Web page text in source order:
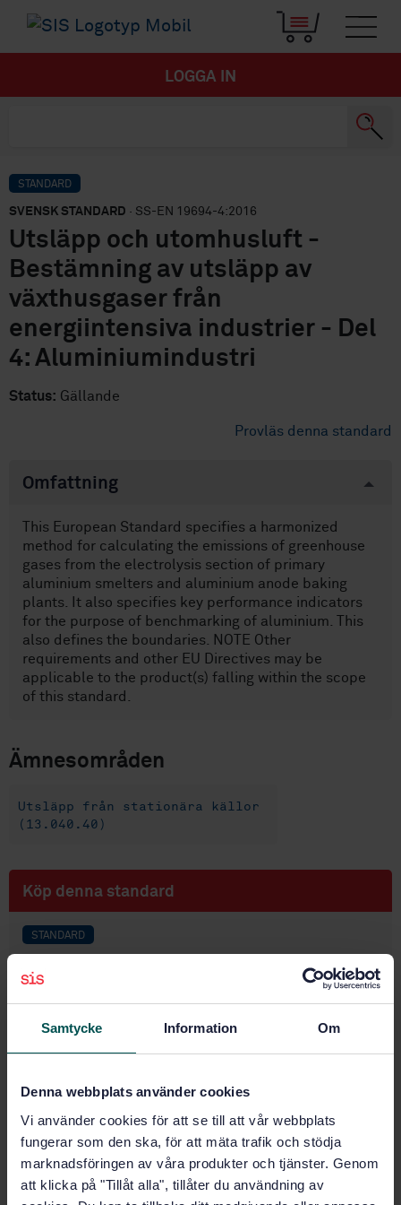
Samtycke Information Om
Denna webbplats använder cookies
Vi använder cookies för att se till att vår webbplats
fungerar som den ska, för att mäta trafik och stödja
marknadsföringen av våra produkter och tjänster. Genom
att klicka på "Tillåt alla", tillåter du användning av
LOGGA IN
STANDARD
SVENSK STANDARD · SS-EN 19694-4:2016
Utsläpp och utomhusluft -
Bestämning av utsläpp av
växthusgaser från
energiintensiva industrier - Del
4: Aluminiumindustri
Status: Gällande
Provläs denna standard
Omfattning
This European Standard specifies a harmonized
method for calculating the emissions of greenhouse
gases from the electrolysis section of primary
aluminium smelters and aluminium anode baking
plants. It also specifies key performance indicators
for the purpose of benchmarking of aluminium. This
also defines the boundaries. NOTE Other
requirements and other EU Directives may be
applicable to the product(s) falling within the scope
of this standard.
Ämnesområden
Utsläpp från stationära källor
(13.040.40)
Köp denna standard
STANDARD
Utsläpp och utomhusluft - Bestämning av utsläpp av
växthusgaser från energiintensiva industrier - Del 4:
Aluminiumindustri
PDF
Lägg i varukorgen
Fler alternativ